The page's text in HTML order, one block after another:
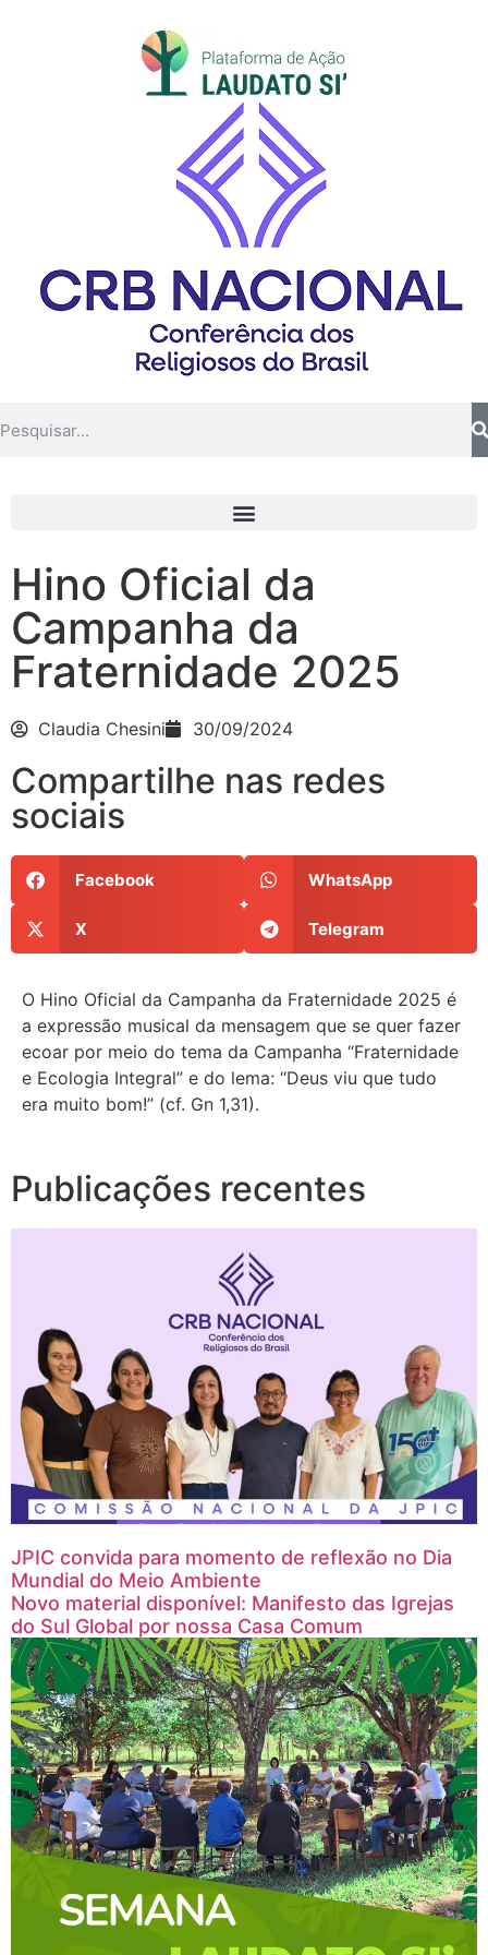
Hino Oficial da
Campanha da
Fraternidade 2025
Claudia Chesini 30/09/2024
Compartilhe nas redes
sociais
Facebook WhatsApp
X Telegram
O Hino Oficial da Campanha da Fraternidade 2025 é
a expressão musical da mensagem que se quer fazer
ecoar por meio do tema da Campanha “Fraternidade
e Ecologia Integral” e do lema: “Deus viu que tudo
era muito bom!” (cf. Gn 1,31).
Publicações recentes
JPIC convida para momento de reflexão no Dia
Mundial do Meio Ambiente
Novo material disponível: Manifesto das Igrejas
do Sul Global por nossa Casa Comum